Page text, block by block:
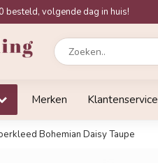
besteld, volgende dag in huis!
Merken Klantenservice
Bohemian Daisy Taupe